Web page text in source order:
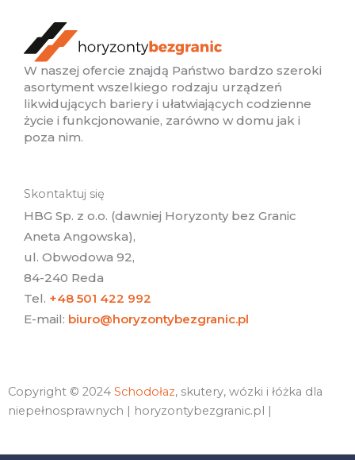
W naszej ofercie znajdą Państwo bardzo szeroki
asortyment wszelkiego rodzaju urządzeń
likwidujących bariery i ułatwiających codzienne
życie i funkcjonowanie, zarówno w domu jak i
poza nim.
Skontaktuj się
HBG Sp. z o.o. (dawniej Horyzonty bez Granic
Aneta Angowska),
ul. Obwodowa 92,
84-240 Reda
Tel. +48 501 422 992
E-mail: biuro@horyzontybezgranic.pl
Copyright © 2024 Schodołaz, skutery, wózki i łóżka dla
niepełnosprawnych | horyzontybezgranic.pl |